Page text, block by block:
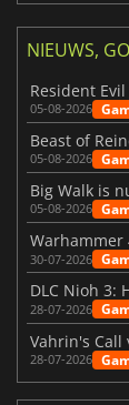
NIEUWS,
05-08-2026
05-08-2026
05-08-2026
30-07-2026
DLC Nioh 3:
28-07-2026
28-07-2026